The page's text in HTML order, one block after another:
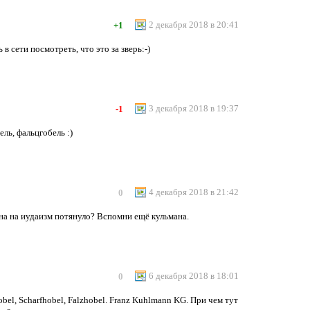
2 декабря 2018 в 20:41
+1
сети посмотреть, что это за зверь:-)
3 декабря 2018 в 19:37
-1
фальцгобель :)
4 декабря 2018 в 21:42
0
на иудаизм потянуло? Вспомни ещё кульмана.
6 декабря 2018 в 18:01
0
Scharfhobel, Falzhobel. Franz Kuhlmann KG. При чем тут